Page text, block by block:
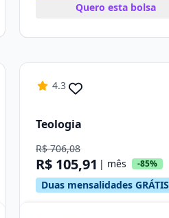
Quero esta bolsa
4.3
Teologia
R$ 706,08
R$ 105,91 | mês -85%
Duas mensalidades GRÁTIS